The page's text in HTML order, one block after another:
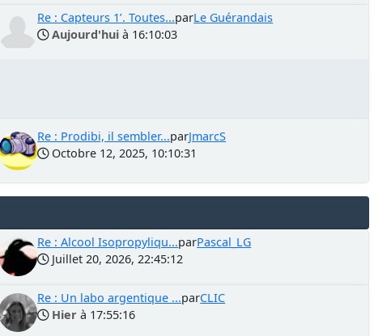
Re : Capteurs 1’. Toutes...parLe Guérandais
Aujourd'hui à 16:10:03
Re : Prodibi, il sembler...parJmarcS
Octobre 12, 2025, 10:10:31
Re : Alcool Isopropyliqu...parPascal_LG
Juillet 20, 2026, 22:45:12
Re : Un labo argentique ...parCLIC
Hier à 17:55:16